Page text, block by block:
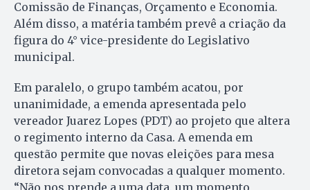
Comissão de Finanças, Orçamento e Economia.
Além disso, a matéria também prevê a criação da
figura do 4° vice-presidente do Legislativo
municipal.
Em paralelo, o grupo também acatou, por
unanimidade, a emenda apresentada pelo
vereador Juarez Lopes (PDT) ao projeto que altera
o regimento interno da Casa. A emenda em
questão permite que novas eleições para mesa
diretora sejam convocadas a qualquer momento.